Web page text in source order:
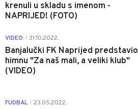
krenuli u skladu s imenom -
NAPRIJED! (FOTO)
VIDEO 31.10.2022.
Banjalučki FK Naprijed predstavio
himnu "Za naš mali, a veliki klub"
(VIDEO)
FUDBAL 23.05.2022.